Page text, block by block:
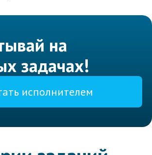
на
задачах!
исполнителем